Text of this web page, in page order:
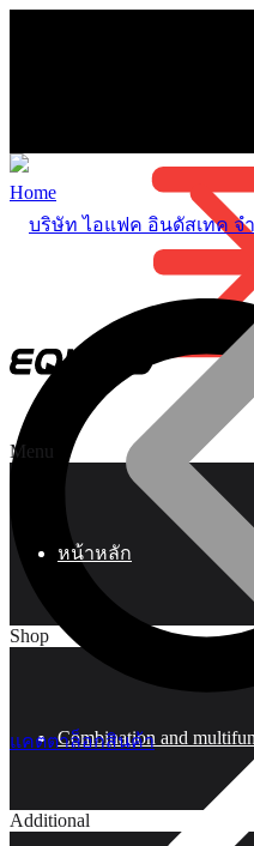
Menu
หน้าหลัก
Shop
Combination and
Additional
Home
แคตตาล็อกสินค้า